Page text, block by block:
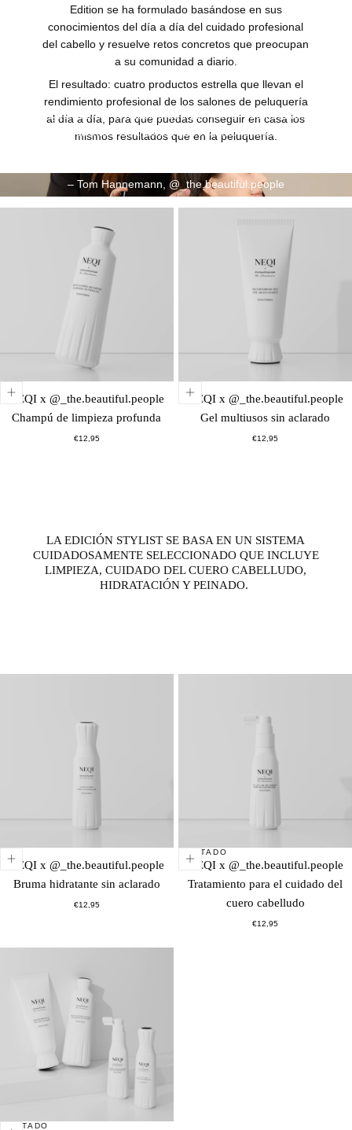
Edition se ha formulado basándose en sus
conocimientos del día a día del cuidado profesional
del cabello y resuelve retos concretos que preocupan
a su comunidad a diario.
El resultado: cuatro productos estrella que llevan el
rendimiento profesional de los salones de peluquería
al día a día, para que puedas conseguir en casa los
mismos resultados que en la peluquería.
«Quería crear productos que yo mismo recomendaría
a mis clientes. Soluciones que realmente funcionen,
– Tom Hannemann, @_the.beautiful.people
NEQI x @_the.beautiful.people
Champú de limpieza profunda
Precio
€12,95
NEQI x @_the.beautiful.people
Gel multiusos sin aclarado
Precio
€12,95
LA EDICIÓN STYLIST SE BASA EN UN SISTEMA
CUIDADOSAMENTE SELECCIONADO QUE INCLUYE
LIMPIEZA, CUIDADO DEL CUERO CABELLUDO,
HIDRATACIÓN Y PEINADO.
NEQI x @_the.beautiful.people
Bruma hidratante sin aclarado
Precio
€12,95
AGOTADO
NEQI x @_the.beautiful.people
Tratamiento para el cuidado del
cuero cabelludo
Precio
€12,95
AGOTADO